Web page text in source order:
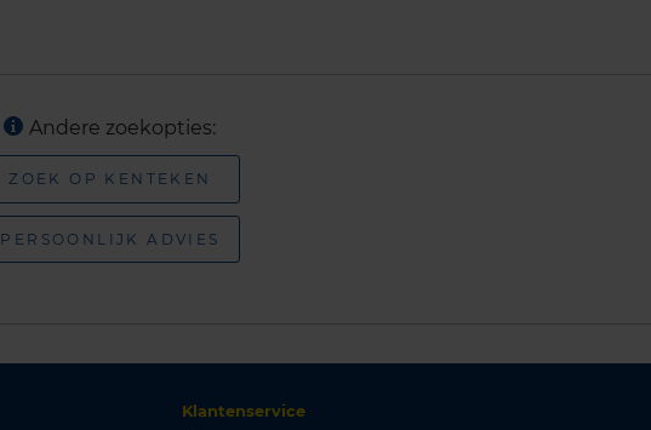
Andere zoekopties:
ZOEK OP KENTEKEN
PERSOONLIJK ADVIES
Klantenservice